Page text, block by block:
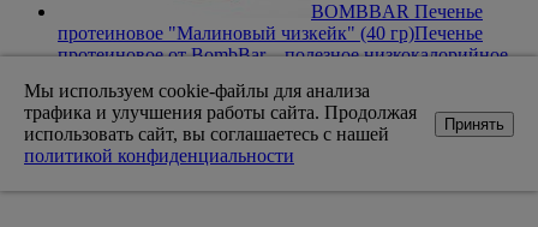
BOMBBAR Печенье
протеиновое "Малиновый чизкейк" (40 гр)Печенье
протеиновое от BombBar – полезное низкокалорийное
времяПроизводительBombBar
110Цена
В корзинуБыстрый заказ
Мы используем cookie-файлы для анализа
трафика и улучшения работы сайта. Продолжая
использовать сайт, вы соглашаетесь с нашей
политикой конфиденциальности
Принять